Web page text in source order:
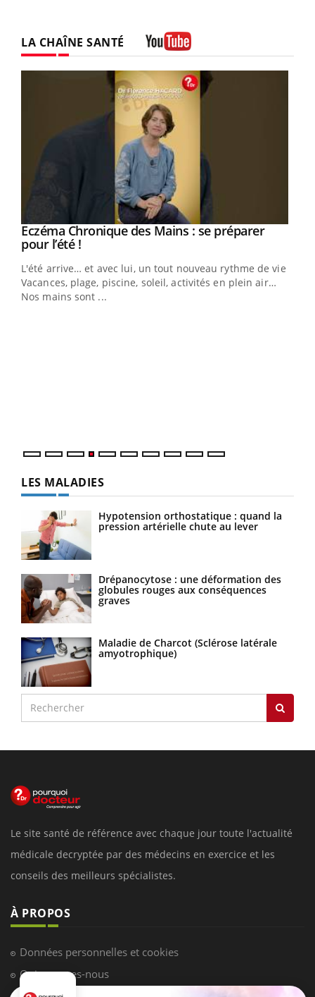
LA CHAÎNE SANTÉ
Youtube
Eczéma Chronique des Mains : se préparer
pour l’été !Youtube
L'été arrive… et avec lui, un tout nouveau rythme de vie !
Vacances, plage, piscine, soleil, activités en plein air…
Nos mains sont ...
LES MALADIES
Hypotension orthostatique : quand la
pression artérielle chute au lever
Drépanocytose : une déformation des
globules rouges aux conséquences
graves
Maladie de Charcot (Sclérose latérale
amyotrophique)
Le site santé de référence avec chaque jour toute l'actualité
médicale decryptée par des médecins en exercice et les
conseils des meilleurs spécialistes.
À PROPOS
Données personnelles et cookies
Qui sommes-nous